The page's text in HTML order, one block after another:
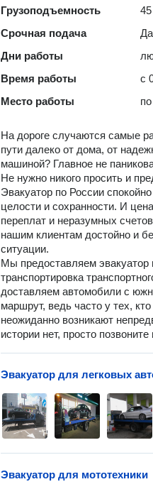
Грузоподъемность
Срочная подача
Да
Дни работы
Время работы
с
Место работы
На дороге случаются самые
пути далеко от дома, от
машиной? Главное не
Не нужно никого просить и
Эвакуатор по России
целости и сохранности. И
переплат и неразумных
нашим клиентам достойно и
ситуации.
Мы предоставляем эвакуатор
транспортировка
доставляем автомобили с
маршрут, ведь часто у тех,
неожиданно возникают
истории нет, просто
Эвакуатор для легковых
Эвакуатор для мототехники